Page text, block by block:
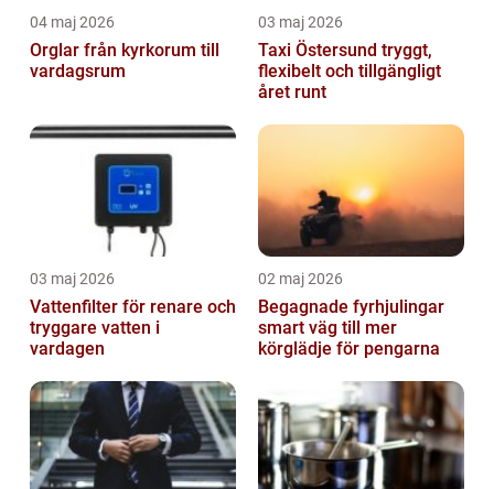
04 maj 2026
Orglar från kyrkorum till
vardagsrum
03 maj 2026
Taxi Östersund tryggt,
flexibelt och tillgängligt
året runt
03 maj 2026
Vattenfilter för renare och
tryggare vatten i
vardagen
02 maj 2026
Begagnade fyrhjulingar
smart väg till mer
körglädje för pengarna